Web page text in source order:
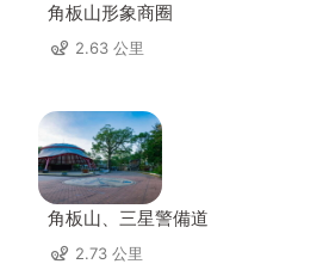
角板山形象商圈
2.63 公里
角板山、三星警備道
2.73 公里